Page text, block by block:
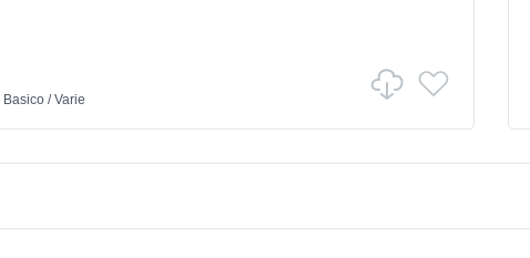
Basico /Varie